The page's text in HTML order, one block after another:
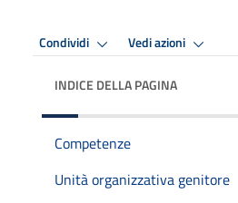
Condividi Vedi azioni
INDICE DELLA PAGINA
Competenze
Unità organizzativa genitore